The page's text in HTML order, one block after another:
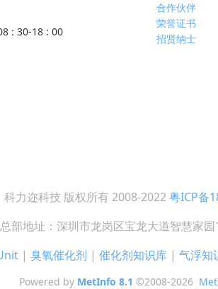
: 30-18 : 00
合作伙伴
荣誉证书
招贤纳士
科力迩科技 版权所有 2008-2022粤ICP备
总部地址：深圳市龙岗区宝龙大道智慧家园
| 臭氧催化剂 | 催化剂知识库| 气浮知
Powered by MetInfo 8.1 ©2008-2026